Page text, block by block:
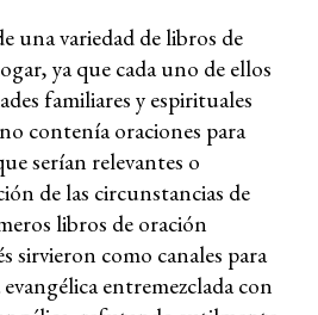
una variedad de libros de
ya que cada uno de ellos
familiares y espirituales
contenía oraciones para
serían relevantes o
de las circunstancias de
libros de oración
sirvieron como canales para
entremezclada con